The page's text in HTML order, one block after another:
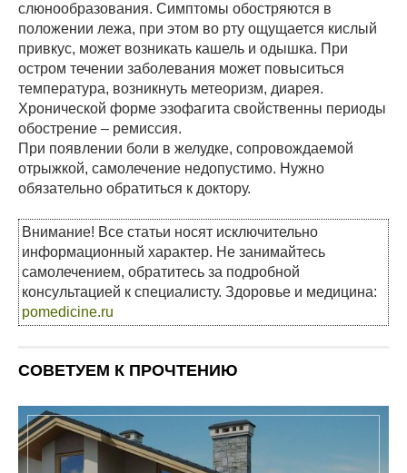
слюнообразования. Симптомы обостряются в
положении лежа, при этом во рту ощущается кислый
привкус, может возникать кашель и одышка. При
остром течении заболевания может повыситься
температура, возникнуть метеоризм, диарея.
Хронической форме эзофагита свойственны периоды
обострение – ремиссия.
При появлении боли в желудке, сопровождаемой
отрыжкой, самолечение недопустимо. Нужно
обязательно обратиться к доктору.
Внимание! Все статьи носят исключительно
информационный характер. Не занимайтесь
самолечением, обратитесь за подробной
консультацией к специалисту. Здоровье и медицина:
pomedicine.ru
СОВЕТУЕМ К ПРОЧТЕНИЮ